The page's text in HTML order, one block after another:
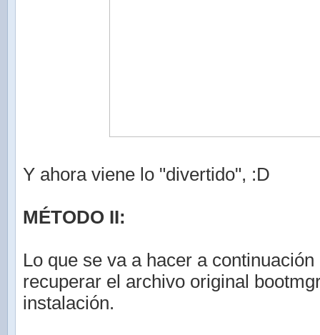
Y ahora viene lo "divertido", :D
MÉTODO II:
Lo que se va a hacer a
recuperar el archivo original
instalación.